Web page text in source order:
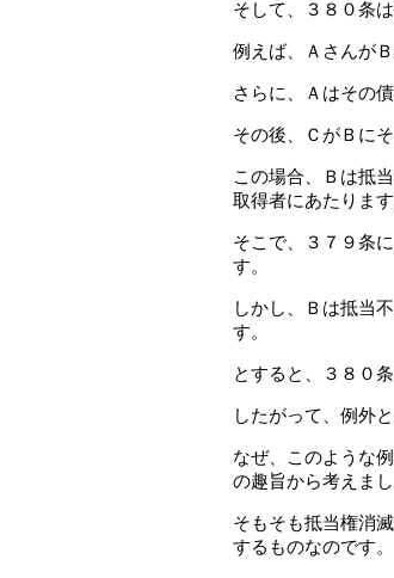
そして、３８０条
例えば、Ａさんが
さらに、Ａはその
その後、ＣがＢに
この場合、Ｂは抵
取得者にあたります
そこで、３７９条
す。
しかし、Ｂは抵当
す。
とすると、３８０
したがって、例外
なぜ、このような
の趣旨から考えまし
そもそも抵当権消
するものなのです。